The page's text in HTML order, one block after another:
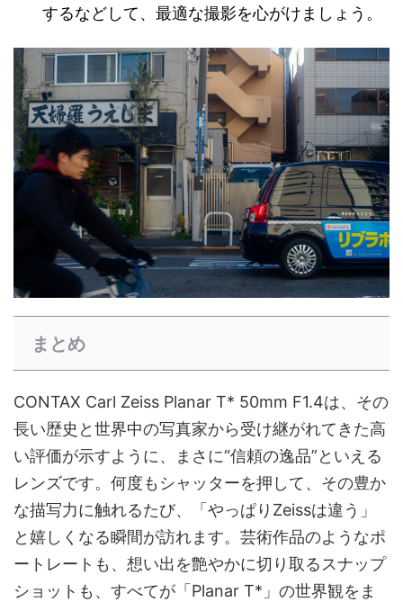
するなどして、最適な撮影を心がけましょう。
まとめ
CONTAX Carl Zeiss Planar T* 50mm F1.4は、その
長い歴史と世界中の写真家から受け継がれてきた高
い評価が示すように、まさに“信頼の逸品”といえる
レンズです。何度もシャッターを押して、その豊か
な描写力に触れるたび、「やっぱりZeissは違う」
と嬉しくなる瞬間が訪れます。芸術作品のようなポ
ートレートも、想い出を艶やかに切り取るスナップ
ショットも、すべてが「Planar T*」の世界観をま